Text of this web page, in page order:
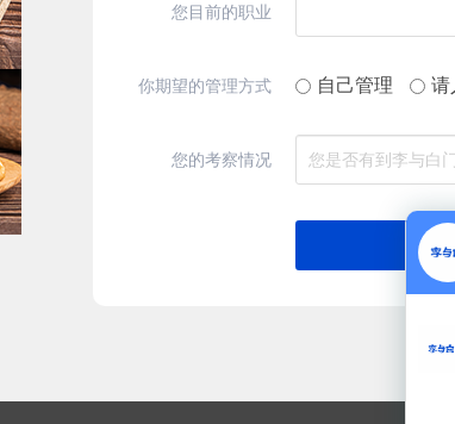
您目前的职业
你期望的管理方式 自己管理 请
您的考察情况